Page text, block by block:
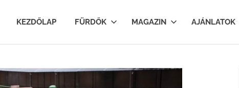
KEZDŐLAP FÜRDŐK MAGAZIN AJÁNLATOK